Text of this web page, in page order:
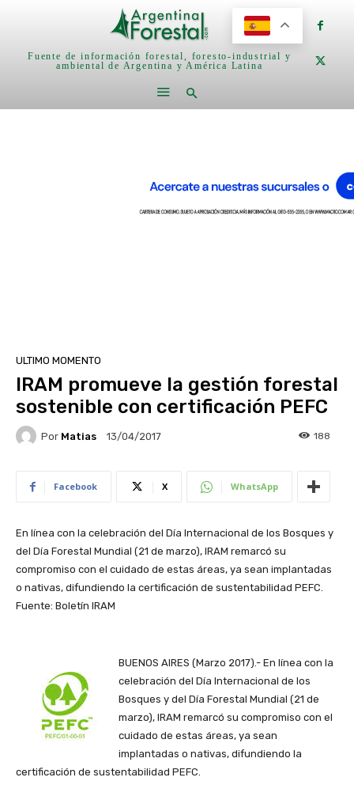
Fuente de información forestal, foresto-industrial y
ambiental de Argentina y América Latina
ULTIMO MOMENTO
IRAM promueve la gestión forestal
sostenible con certificación PEFC
Por Matias 13/04/2017 188
Facebook X WhatsApp
En línea con la celebración del Día Internacional de los Bosques y
del Día Forestal Mundial (21 de marzo), IRAM remarcó su
compromiso con el cuidado de estas áreas, ya sean implantadas
o nativas, difundiendo la certificación de sustentabilidad PEFC.
Fuente: Boletín IRAM
BUENOS AIRES (Marzo 2017).- En línea con la
celebración del Día Internacional de los
Bosques y del Día Forestal Mundial (21 de
marzo), IRAM remarcó su compromiso con el
cuidado de estas áreas, ya sean
implantadas o nativas, difundiendo la
certificación de sustentabilidad PEFC.